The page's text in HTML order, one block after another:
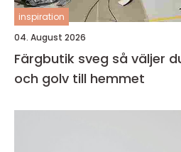
inspiration
04. August 2026
Färgbutik sveg så väljer du rätt färg, tapet
och golv till hemmet